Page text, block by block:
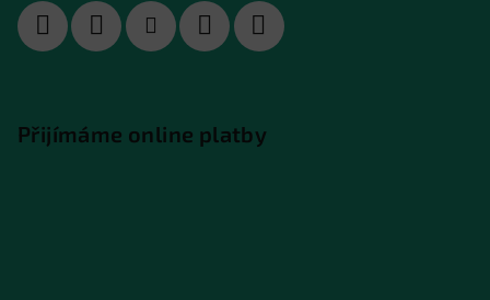
Přijímáme online platby